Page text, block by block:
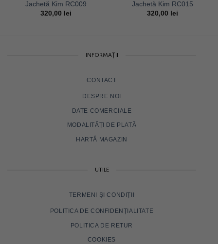
Jachetă Kim RC009
320,00 lei
Jachetă Kim RC015
320,00 lei
INFORMAȚII
CONTACT
DESPRE NOI
DATE COMERCIALE
MODALITĂȚI DE PLATĂ
HARTĂ MAGAZIN
UTILE
TERMENI ȘI CONDIȚII
POLITICA DE CONFIDENȚIALITATE
POLITICA DE RETUR
COOKIES